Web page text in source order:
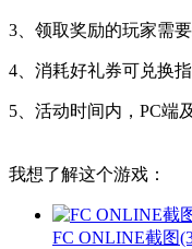
3、领取奖励的玩家需
4、消耗好礼券可兑换
5、活动时间内，PC端
我想了解这个游戏：
FC ONLINE截图